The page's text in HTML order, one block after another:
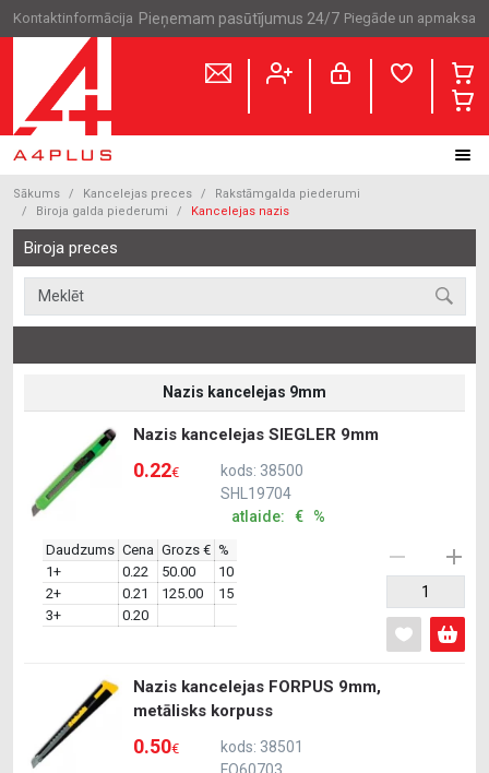
Kontaktinformācija Pieņemam pasūtījumus 24/7 Piegāde un apmaksa
Sākums Kancelejas preces
Rakstāmgalda piederumi
Biroja galda piederumi
Kancelejas nazis
Biroja preces
Nazis kancelejas 9mm
Nazis kancelejas SIEGLER 9mm
0.22€
kods: 38500
SHL19704
atlaide: € %
Daudzums Cena Grozs € %
1+
0.22 50.00
10
2+
0.21 125.00
15
3+
0.20
Nazis kancelejas FORPUS 9mm,
metālisks korpuss
0.50€
kods: 38501